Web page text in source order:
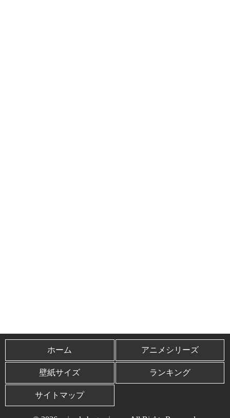
ホーム アニメシリーズ
壁紙サイズ ランキング
サイトマップ